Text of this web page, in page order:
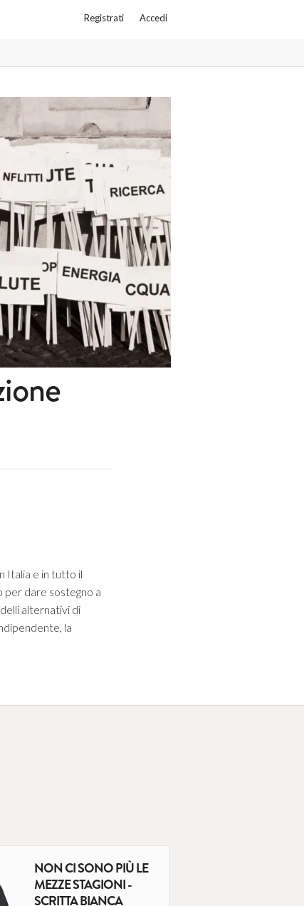
Registrati Accedi
Italia e in tutto il
dare sostegno a
alternativi di
la
NON CI SONO PIÙ LE
MEZZE STAGIONI -
SCRITTA BIANCA